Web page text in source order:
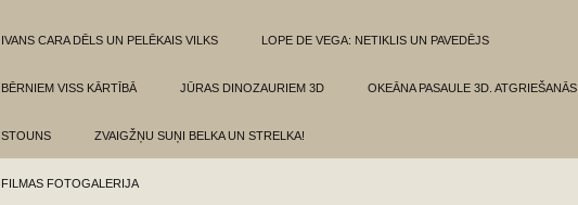
IVANS CARA DĒLS UN PELĒKAIS VILKS LOPE DE VEGA: NETIKLIS UN PAVEDĒJS
BĒRNIEM VISS KĀRTĪBĀ JŪRAS DINOZAURIEM 3D OKEĀNA PASAULE 3D. ATGRIEŠANĀS
STOUNS ZVAIGŽŅU SUŅI BELKA UN STRELKA!
FILMAS FOTOGALERIJA